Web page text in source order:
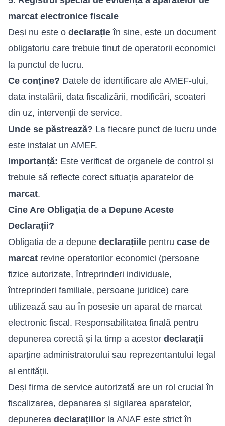
marcat electronice fiscale
Deși nu este o declarație în sine, este un document
obligatoriu care trebuie ținut de operatorii economici
la punctul de lucru.
Ce conține? Datele de identificare ale AMEF-ului,
data instalării, data fiscalizării, modificări, scoateri
din uz, intervenții de service.
Unde se păstrează? La fiecare punct de lucru unde
este instalat un AMEF.
Importanță: Este verificat de organele de control și
trebuie să reflecte corect situația aparatelor de
marcat.
Cine Are Obligația de a Depune Aceste
Declarații?
Obligația de a depune declarațiile pentru case de
marcat revine operatorilor economici (persoane
fizice autorizate, întreprinderi individuale,
întreprinderi familiale, persoane juridice) care
utilizează sau au în posesie un aparat de marcat
electronic fiscal. Responsabilitatea finală pentru
depunerea corectă și la timp a acestor declarații
aparține administratorului sau reprezentantului legal
al entității.
Deși firma de service autorizată are un rol crucial în
fiscalizarea, depanarea și sigilarea aparatelor,
depunerea declarațiilor la ANAF este strict în